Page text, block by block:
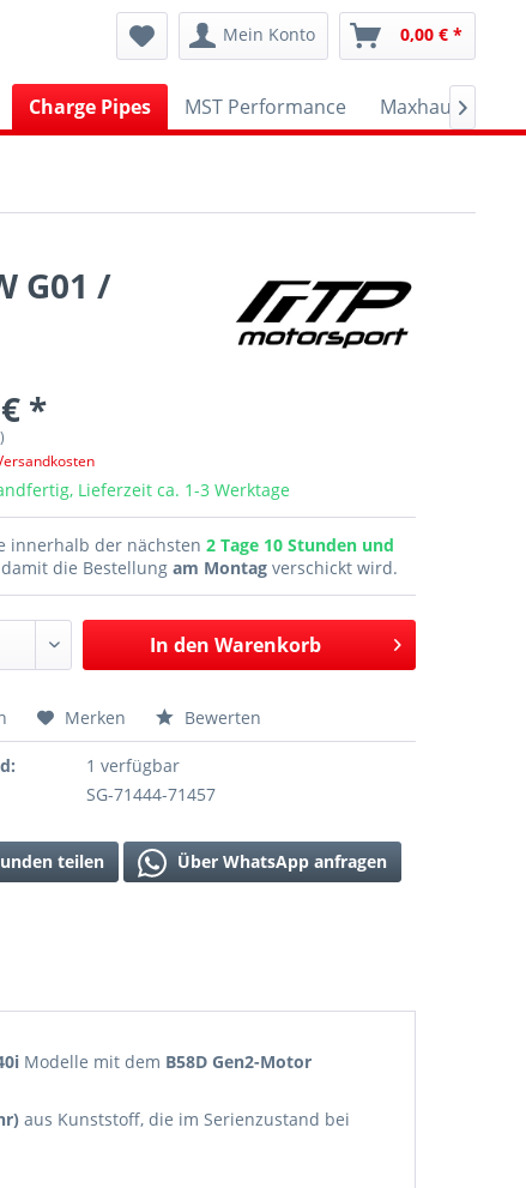
Mein Konto 0,00 € *
Charge Pipes MST Performance Maxhaust

G01 /
*
Lieferzeit ca. 1-3 Werktage
innerhalb der nächsten2 Tage 10 Stunden und
damit die Bestellungam Montag verschickt wird.
In den Warenkorb
Merken Bewerten
1 verfügbar
SG-71444-71457
teilen Über WhatsApp anfragen
Modelle mit dem B58D Gen2-Motor
aus Kunststoff, die im Serienzustand bei